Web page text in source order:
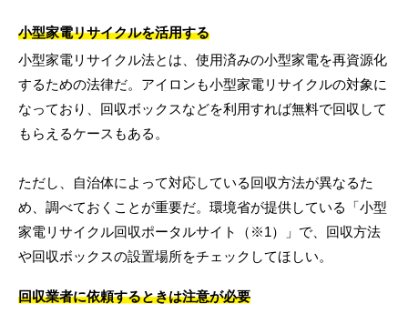
小型家電リサイクルを活用する
小型家電リサイクル法とは、使用済みの小型家電を再資源化
するための法律だ。アイロンも小型家電リサイクルの対象に
なっており、回収ボックスなどを利用すれば無料で回収して
もらえるケースもある。
ただし、自治体によって対応している回収方法が異なるた
め、調べておくことが重要だ。環境省が提供している「小型
家電リサイクル回収ポータルサイト（※1）」で、回収方法
や回収ボックスの設置場所をチェックしてほしい。
回収業者に依頼するときは注意が必要